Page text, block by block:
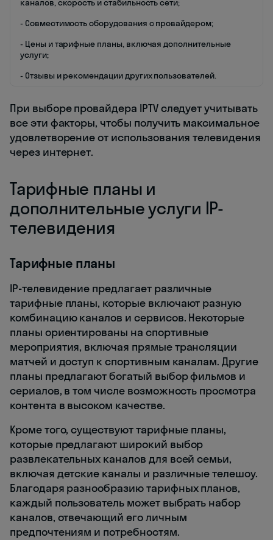
каналов, скорость и стабильность сети;
- Совместимость оборудования с провайдером;
- Цены и тарифные планы, включая дополнительные
услуги;
- Отзывы и рекомендации других пользователей.
При выборе провайдера IPTV следует учитывать
все эти факторы, чтобы получить максимальное
удовлетворение от использования телевидения
через интернет.
Тарифные планы и
дополнительные услуги IP-
телевидения
Тарифные планы
IP-телевидение предлагает различные
тарифные планы, которые включают разную
комбинацию каналов и сервисов. Некоторые
планы ориентированы на спортивные
мероприятия, включая прямые трансляции
матчей и доступ к спортивным каналам. Другие
планы предлагают богатый выбор фильмов и
сериалов, в том числе возможность просмотра
контента в высоком качестве.
Кроме того, существуют тарифные планы,
которые предлагают широкий выбор
развлекательных каналов для всей семьи,
включая детские каналы и различные телешоу.
Благодаря разнообразию тарифных планов,
каждый пользователь может выбрать набор
каналов, отвечающий его личным
предпочтениям и потребностям.